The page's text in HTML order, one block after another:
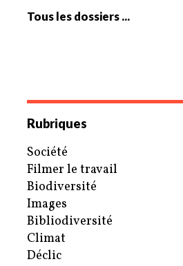
Tous les dossiers ...
Rubriques
Société
Filmer le travail
Biodiversité
Images
Bibliodiversité
Climat
Déclic